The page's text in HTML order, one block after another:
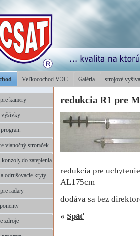
Veľkoobchod VOC Galéria strojové
kamery
výšivky
vianočný stromček
konzoly do zateplenia
a odrušovacie kryty
radary
zdroje
redukcia R1 pre
redukcia pre
AL175cm
dodáva sa bez
« Späť